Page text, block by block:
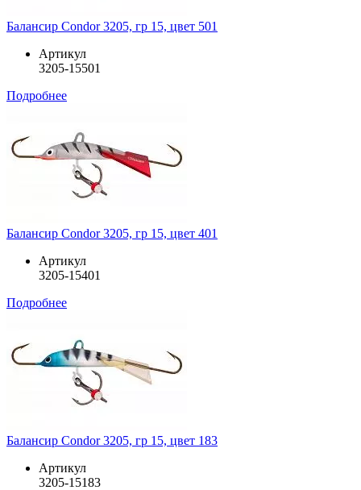
Балансир Condor 3205, гр 15, цвет 501
Артикул
3205-15501
Подробнее
Балансир Condor 3205, гр 15, цвет 401
Артикул
3205-15401
Подробнее
Балансир Condor 3205, гр 15, цвет 183
Артикул
3205-15183